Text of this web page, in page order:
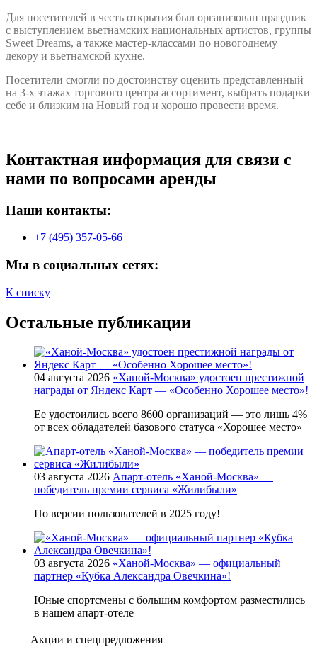
Для посетителей в честь открытия был организован праздник
с выступлением вьетнамских национальных артистов, группы
Sweet Dreams, а также мастер-классами по новогоднему
декору и вьетнамской кухне.
Посетители смогли по достоинству оценить представленный
на 3-х этажах торгового центра ассортимент, выбрать подарки
себе и близким на Новый год и хорошо провести время.
Контактная информация для связи с
нами по вопросами аренды
Наши контакты:
+7 (495) 357-05-66
Мы в социальных сетях:
К списку
Остальные публикации
04 августа 2026 «Ханой-Москва» удостоен престижной
награды от Яндекс Карт — «Особенно Хорошее место»!
Ее удостоились всего 8600 организаций — это лишь 4%
от всех обладателей базового статуса «Хорошее место»
03 августа 2026 Апарт-отель «Ханой-Москва» —
победитель премии сервиса «Жилибыли»
По версии пользователей в 2025 году!
03 августа 2026 «Ханой-Москва» — официальный
партнер «Кубка Александра Овечкина»!
Юные спортсмены с большим комфортом разместились
в нашем апарт-отеле
Акции и спецпредложения